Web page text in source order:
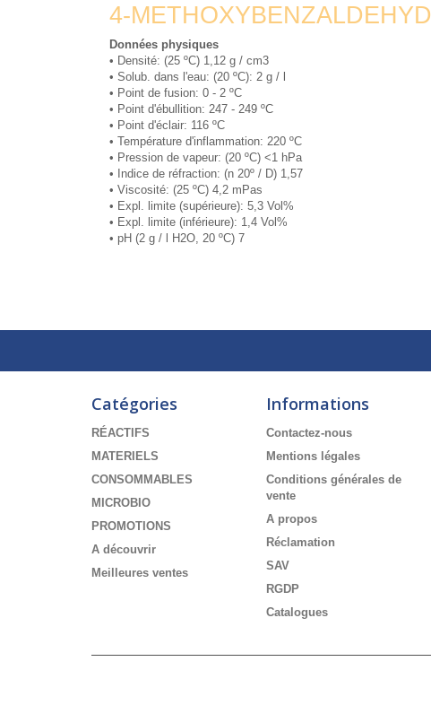
4-
Données physiques
• Densité: (25 ºC) 1,12 g / cm3
• Solub. dans l'eau: (20 ºC): 2 g / l
• Point de fusion: 0 - 2 ºC
• Point d'ébullition: 247 - 249 ºC
• Point d'éclair: 116 ºC
• Température d'inflammation: 220 ºC
• Pression de vapeur: (20 ºC) <1 hPa
• Indice de réfraction: (n 20º / D) 1,57
• Viscosité: (25 ºC) 4,2 mPas
• Expl. limite (supérieure): 5,3 Vol%
• Expl. limite (inférieure): 1,4 Vol%
• pH (2 g / l H2O, 20 ºC) 7
Catégories
RÉACTIFS
MATERIELS
CONSOMMABLES
MICROBIO
PROMOTIONS
A découvrir
Meilleures ventes
Informations
Contactez-nous
Mentions légales
Conditions générales de
vente
A propos
Réclamation
SAV
RGDP
Catalogues